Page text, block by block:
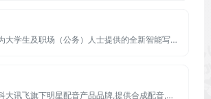
光速写作转为大学生及职场（公务）人士提供的全新智能写作软件。提供全文生成，大纲生成、文章改写、续写、扩写，AI问答，以及在各类根据您输入需求自动生成您需要的文本等AI功能。
讯飞智作是科大讯飞旗下明星配音产品品牌,提供合成配音,真人配音、广告宣传片、短视频配音、AI虚拟主播等一站式配音服务。